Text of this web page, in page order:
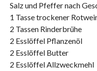
Salz und Pfeffer nach
1 Tasse trockener
2 Tassen Rinderbrühe
2 Esslöffel Pflanzenöl
2 Esslöffel Butter
2 Esslöffel Allzweckmehl